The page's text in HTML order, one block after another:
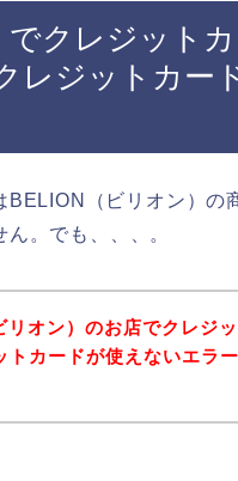
クレジット
レジットカー
（ビリオン）の
。でも、、、。
オン）のお店でクレジ
トカードが使えないエラ